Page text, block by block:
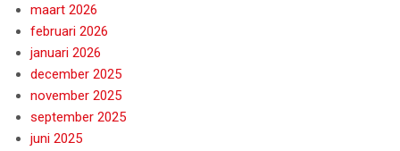
maart 2026
februari 2026
januari 2026
december 2025
november 2025
september 2025
juni 2025